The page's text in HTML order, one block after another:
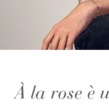
À la rose è